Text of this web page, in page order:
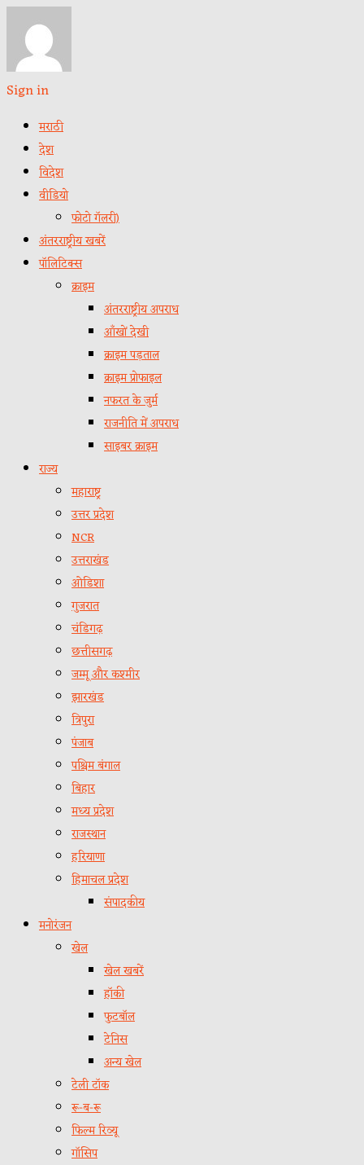
Sign in
मराठी
देश
विदेश
वीडियो
फोटो गॅलरी)
अंतरराष्ट्रीय खबरें
पॉलिटिक्स
क्राइम
अंतरराष्ट्रीय अपराध
आँखों देखी
क्राइम पड़ताल
क्राइम प्रोफाइल
नफरत के जुर्म
राजनीति में अपराध
साइबर क्राइम
राज्य
महाराष्ट्र
उत्तर प्रदेश
NCR
उत्तराखंड
ओडिशा
गुजरात
चंडिगढ़
छत्तीसगढ़
जम्मू और कश्मीर
झारखंड
त्रिपुरा
पंजाब
पश्चिम बंगाल
बिहार
मध्य प्रदेश
राजस्थान
हरियाणा
हिमाचल प्रदेश
संपादकीय
मनोरंजन
खेल
खेल खबरें
हॉकी
फुटबॉल
टेनिस
अन्य खेल
टेली टॉक
रू-ब-रू
फिल्म रिव्यू
गॉसिप